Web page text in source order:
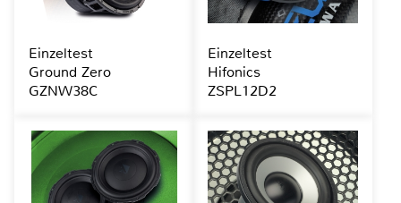
Einzeltest
Ground Zero
GZNW38C
Einzeltest
Hifonics
ZSPL12D2